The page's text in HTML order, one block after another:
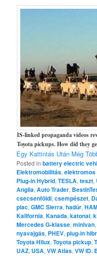
IS-linked propaganda videos
Toyota pickups. How did they
Egy Kattintás Után Még
Posted in battery electric
Elektromobilitás,elektromos
Plug-in Hybrid,TESLA,teszt,
Anglia,Auto Trader,
csecsenföldi,csempészet,
piac,GMC Sierra,hadúr,
Kalifornia,Kanada,katonai,
Mercedes G-klasse,minivan
nyavajgás, PHEV,plug-in
Toyota Hilux,Toyota pickup,
UAZ, USA,VW Atlas,VW ID.